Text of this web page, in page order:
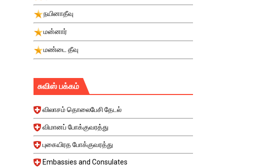
நயினாதீவு
மன்னார்
மண்டை தீவு
சுவிஸ் பக்கம்
விலாசம் தொலைபேசி தேடல்
விமானப் போக்குவரத்து
புகையிரத போக்குவரத்து
Embassies and Consulates